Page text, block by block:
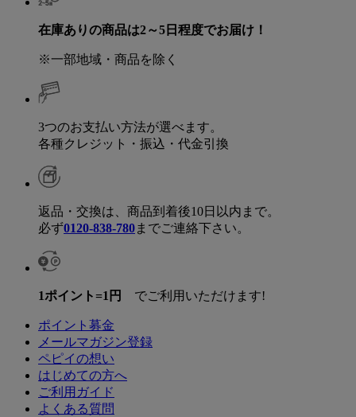
在庫ありの商品は2～5日程度でお届け！
※一部地域・商品を除く
3つのお支払い方法が選べます。
各種クレジット・振込・代金引換
返品・交換は、商品到着後10日以内まで。
必ず0120-838-780までご連絡下さい。
1ポイント=1円 でご利用いただけます!
ポイント募金
メールマガジン登録
ペピイの想い
はじめての方へ
ご利用ガイド
よくある質問